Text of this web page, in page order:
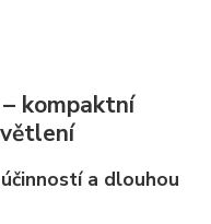
kompaktní
a dlouhou